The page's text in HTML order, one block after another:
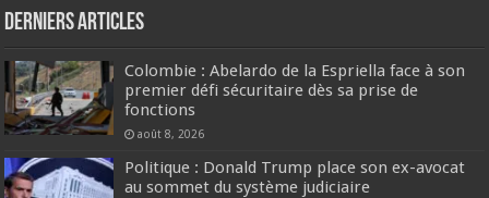
Derniers articles
Colombie : Abelardo de la Espriella face à son
premier défi sécuritaire dès sa prise de
fonctions
août 8, 2026
Politique : Donald Trump place son ex-avocat
au sommet du système judiciaire